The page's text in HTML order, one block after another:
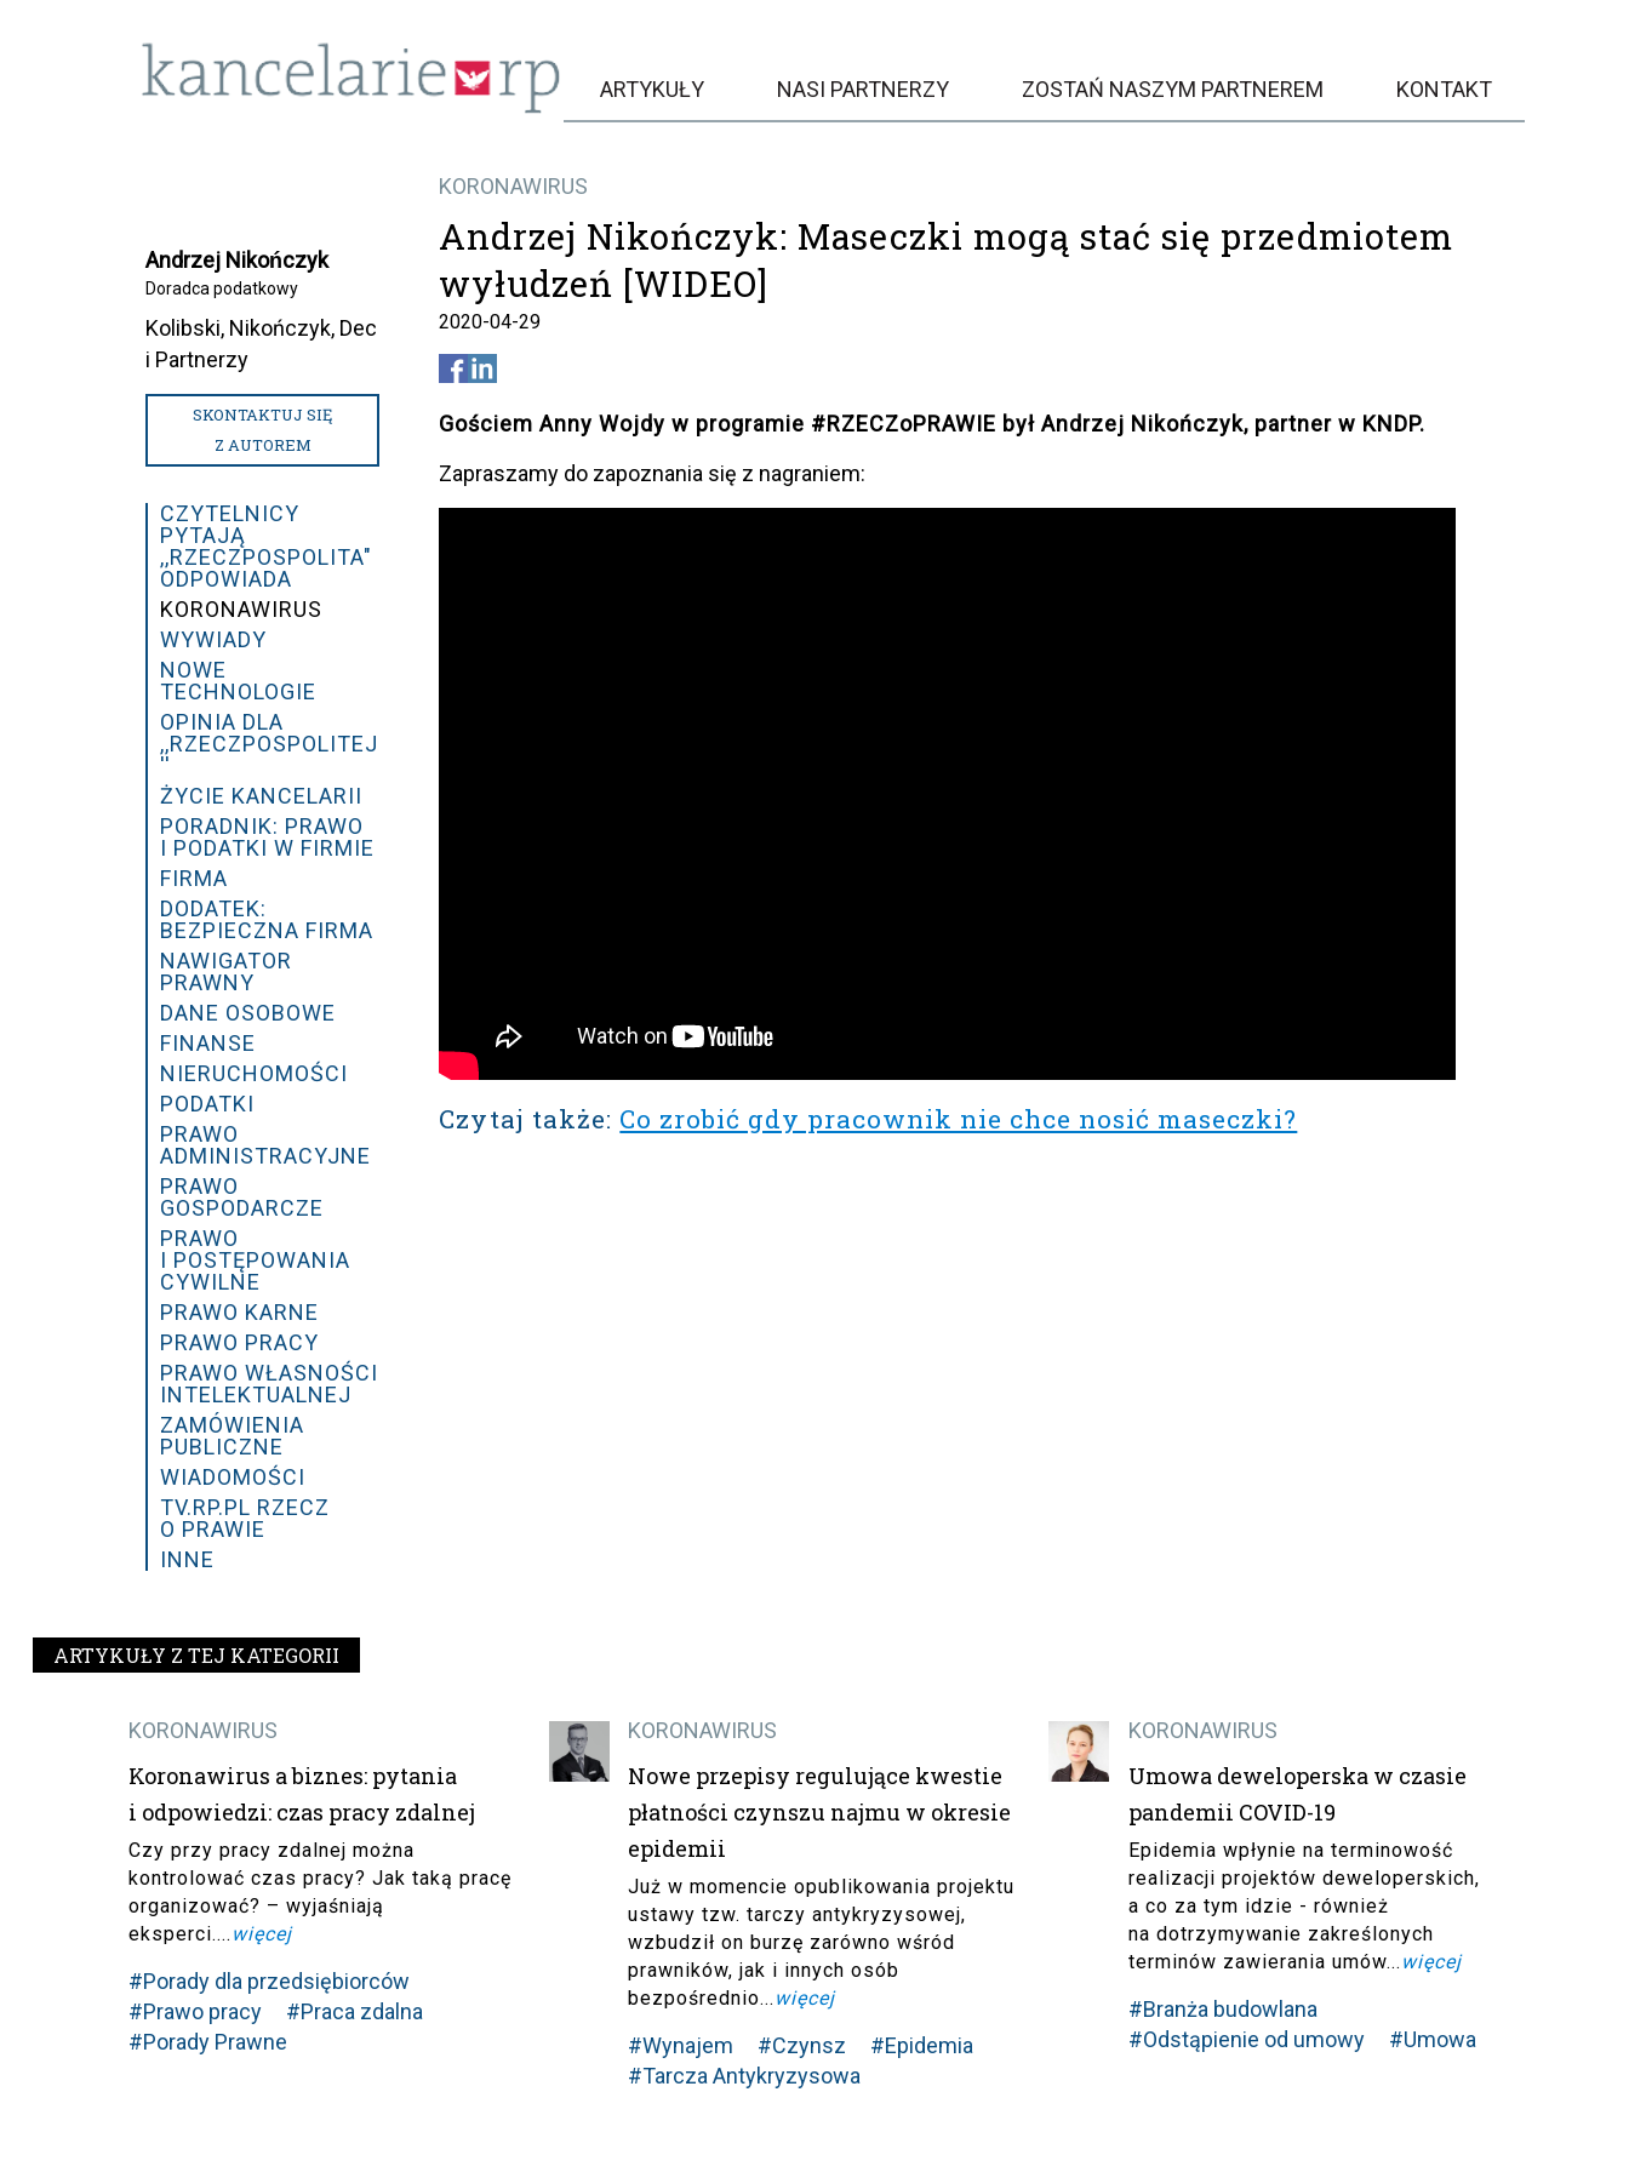
ARTYKUŁY NASI PARTNERZY ZOSTAŃ NASZYM PARTNEREM KONTAKT
KORONAWIRUS
Andrzej Nikończyk: Maseczki mogą stać się przedmiotem
wyłudzeń [WIDEO]
2020-04-29
Gościem Anny Wojdy w programie #RZECZoPRAWIE był Andrzej Nikończyk, partner w KNDP.
Zapraszamy do zapoznania się z nagraniem:
Czytaj także: Co zrobić gdy pracownik nie chce nosić maseczki?
Andrzej Nikończyk
Doradca podatkowy
Kolibski, Nikończyk, Dec
i Partnerzy
SKONTAKTUJ SIĘ
Z AUTOREM
CZYTELNICY
PYTAJĄ
,,RZECZPOSPOLITA"
ODPOWIADA
KORONAWIRUS
WYWIADY
NOWE
TECHNOLOGIE
OPINIA DLA
,,RZECZPOSPOLITEJ
''
ŻYCIE KANCELARII
PORADNIK: PRAWO
I PODATKI W FIRMIE
FIRMA
DODATEK:
BEZPIECZNA FIRMA
NAWIGATOR
PRAWNY
DANE OSOBOWE
FINANSE
NIERUCHOMOŚCI
PODATKI
PRAWO
ADMINISTRACYJNE
PRAWO
GOSPODARCZE
PRAWO
I POSTĘPOWANIA
CYWILNE
PRAWO KARNE
PRAWO PRACY
PRAWO WŁASNOŚCI
INTELEKTUALNEJ
ZAMÓWIENIA
PUBLICZNE
WIADOMOŚCI
TV.RP.PL RZECZ
O PRAWIE
INNE
ARTYKUŁY Z TEJ KATEGORII
KORONAWIRUS
Koronawirus a biznes: pytania
i odpowiedzi: czas pracy zdalnej
Czy przy pracy zdalnej można
kontrolować czas pracy? Jak taką pracę
organizować? – wyjaśniają
eksperci.... więcej
#Porady dla przedsiębiorców
#Prawo pracy
#Praca zdalna
#Porady Prawne
KORONAWIRUS
Nowe przepisy regulujące kwestie
płatności czynszu najmu w okresie
epidemii
Już w momencie opublikowania projektu
ustawy tzw. tarczy antykryzysowej,
wzbudził on burzę zarówno wśród
prawników, jak i innych osób
bezpośrednio... więcej
#Wynajem #Czynsz
#Epidemia
#Tarcza Antykryzysowa
KORONAWIRUS
Umowa deweloperska w czasie
pandemii COVID-19
Epidemia wpłynie na terminowość
realizacji projektów deweloperskich,
a co za tym idzie - również
na dotrzymywanie zakreślonych
terminów zawierania umów... więcej
#Branża budowlana
#Odstąpienie od umowy
#Umowa